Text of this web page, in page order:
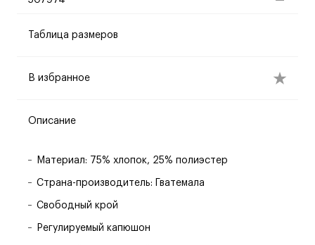
Таблица размеров
В избранное
Описание
Материал: 75% хлопок, 25% полиэстер
Страна-производитель: Гватемала
Свободный крой
Регулируемый капюшон